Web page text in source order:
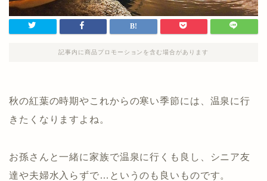
記事内に商品プロモーションを含む場合があります
秋の紅葉の時期やこれからの寒い季節には、温泉に行
きたくなりますよね。
お孫さんと一緒に家族で温泉に行くも良し、シニア友
達や夫婦水入らずで…というのも良いものです。